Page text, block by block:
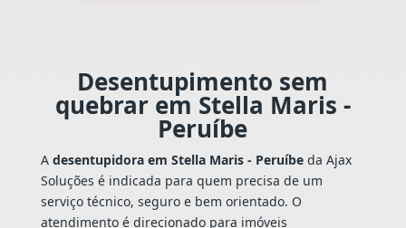
Desentupimento sem
quebrar em Stella Maris -
Peruíbe
A desentupidora em Stella Maris - Peruíbeda Ajax
Soluções é indicada para quem precisa de um
serviço técnico, seguro e bem orientado. O
atendimento é direcionado para imóveis